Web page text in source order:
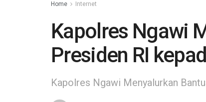
Home Internet
Kapolres Ngawi
Presiden RI
Kapolres Ngawi Menyalurkan